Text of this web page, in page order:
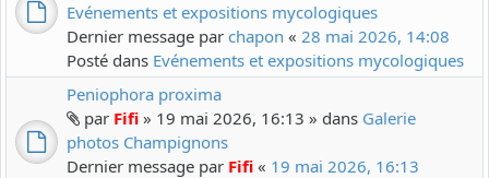
Evénements et expositions mycologiques
Dernier message par chapon « 28 mai 2026, 14:08
Posté dans Evénements et expositions mycologiques
Peniophora proxima
par Fifi » 19 mai 2026, 16:13 » dans Galerie
photos Champignons
Dernier message par Fifi « 19 mai 2026, 16:13